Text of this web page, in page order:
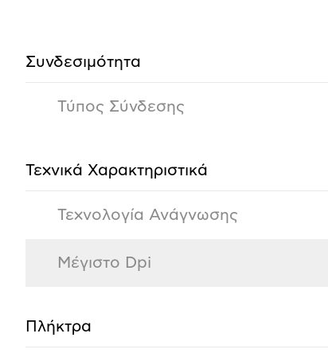
Συνδεσιμότητα
Τύπος Σύνδεσης
Τεχνικά Χαρακτηριστικά
Τεχνολογία Ανάγνωσης
Μέγιστο Dpi
Πλήκτρα